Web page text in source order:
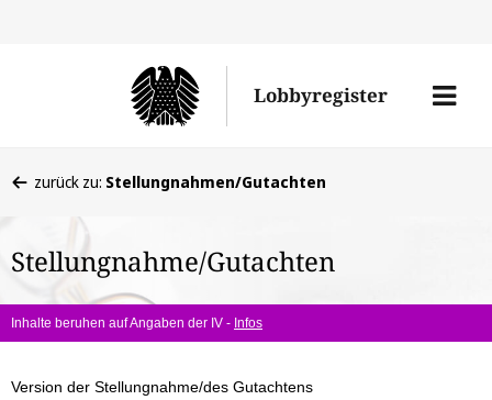
Lobbyregister
Menü
befinden
hier:
zurück zu: Stellungnahmen/Gutachten
Stellungnahme/Gutachten
Inhalte beruhen auf Angaben der IV - Infos
Version der Stellungnahme/des Gutachtens